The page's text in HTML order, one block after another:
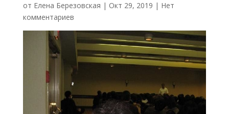
от Елена Березовская | Окт 29, 2019 | Нет
комментариев